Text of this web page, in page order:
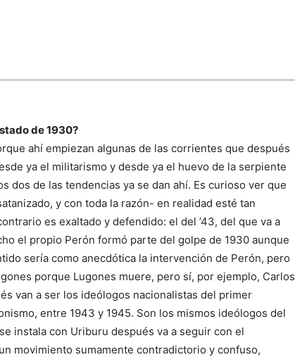
de 1930?
ahí empiezan algunas de las corrientes que después
ya el militarismo y desde ya el huevo de la serpiente
dos de las tendencias ya se dan ahí. Es curioso ver que
y con toda la razón- en realidad esté tan
es exaltado y defendido: el del ’43, del que va a
el propio Perón formó parte del golpe de 1930 aunque
sería como anecdótica la intervención de Perón, pero
porque Lugones muere, pero sí, por ejemplo, Carlos
van a ser los ideólogos nacionalistas del primer
entre 1943 y 1945. Son los mismos ideólogos del
instala con Uriburu después va a seguir con el
movimiento sumamente contradictorio y confuso,